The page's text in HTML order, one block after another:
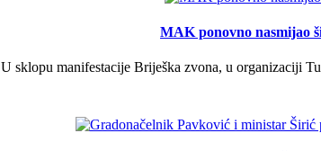
MAK ponovno nasmijao
U sklopu manifestacije Briješka zvona, u organizaciji